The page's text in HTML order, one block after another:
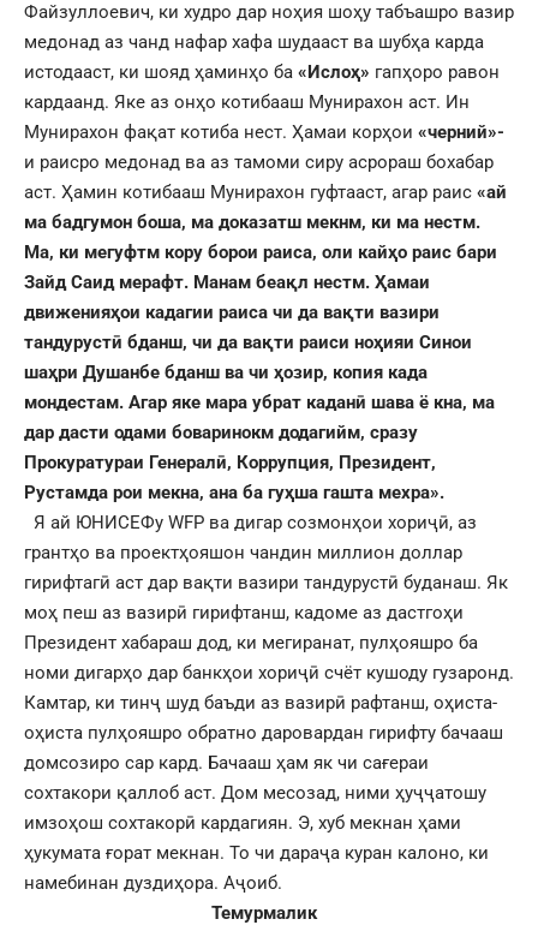
Файзуллоевич, ки худро дар ноҳия шоҳу табъашро вазир
медонад аз чанд нафар хафа шудааст ва шубҳа карда
истодааст, ки шояд ҳаминҳо ба «Ислоҳ» гапҳоро равон
кардаанд. Яке аз онҳо котибааш Мунирахон аст. Ин
Мунирахон фақат котиба нест. Ҳамаи корҳои «черний»-
и раисро медонад ва аз тамоми сиру асрораш бохабар
аст. Ҳамин котибааш Мунирахон гуфтааст, агар раис «ай
ма бадгумон боша, ма доказатш мекнм, ки ма нестм.
Ма, ки мегуфтм кору борои раиса, оли кайҳо раис бари
Зайд Саид мерафт. Манам беақл нестм. Ҳамаи
движенияҳои кадагии раиса чи да вақти вазири
тандурустӣ бданш, чи да вақти раиси ноҳияи Синои
шаҳри Душанбе бданш ва чи ҳозир, копия када
мондестам. Агар яке мара убрат каданӣ шава ё кна, ма
дар дасти одами боваринокм додагийм, сразу
Прокуратураи Генералӣ, Коррупция, Президент,
Рустамда рои мекна, ана ба гуҳша гашта мехра».
Я ай ЮНИСЕФу WFP ва дигар созмонҳои хориҷӣ, аз
грантҳо ва проектҳояшон чандин миллион доллар
гирифтагӣ аст дар вақти вазири тандурустӣ буданаш. Як
моҳ пеш аз вазирӣ гирифтанш, кадоме аз дастгоҳи
Президент хабараш дод, ки мегиранат, пулҳояшро ба
номи дигарҳо дар банкҳои хориҷӣ счёт кушоду гузаронд.
Камтар, ки тинҷ шуд баъди аз вазирӣ рафтанш, оҳиста-
оҳиста пулҳояшро обратно даровардан гирифту бачааш
домсозиро сар кард. Бачааш ҳам як чи сағераи
сохтакори қаллоб аст. Дом месозад, ними ҳуҷҷатошу
имзоҳош сохтакорӣ кардагиян. Э, хуб мекнан ҳами
ҳукумата ғорат мекнан. То чи дараҷа куран калоно, ки
намебинан дуздиҳора. Аҷоиб.
Темурмалик